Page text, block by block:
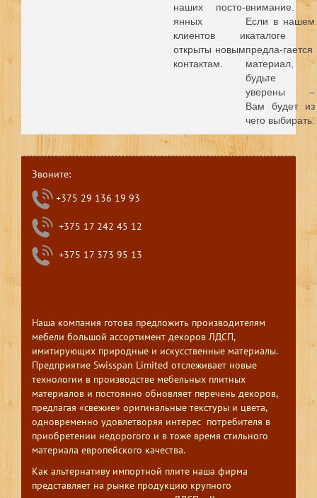
наших посто-
янных
клиентов и
открыты новым
контактам.
внимание.
Если в нашем
каталоге
предла-гается
материал,
будьте
уверены –
Вам будет из
чего выбирать.
Звоните:
+375 29 136 19 93
+375 17 242 45 12
+375 17 373 95 13
Наша компания готова предложить производителям
мебели большой ассортимент декоров ЛДСП,
имитирующих природные и искусственные материалы.
Предприятие Swisspan Limited отслеживает новые
технологии в производстве мебельных плитных
материалов и постоянно обновляет перечень декоров,
предлагая «свежие» оригинальные текстуры и цвета,
одновременно удовлетворяя интерес потребителя в
приобретении недорогого и в тоже время стильного
материала европейского качества.
Как альтернативу импортной плите наша фирма
представляет на рынке продукцию крупного